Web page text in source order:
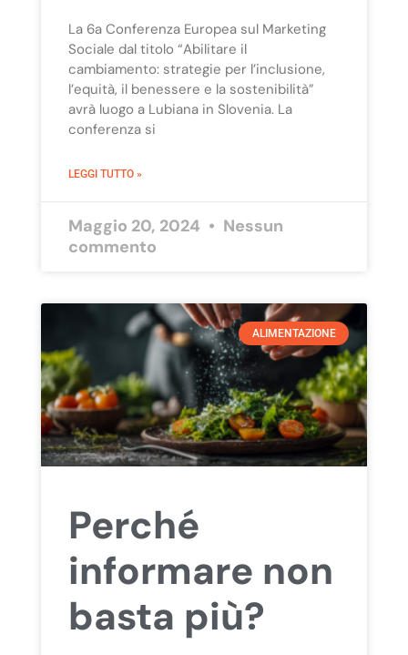
La 6a Conferenza Europea sul Marketing
Sociale dal titolo “Abilitare il
cambiamento: strategie per l’inclusione,
l’equità, il benessere e la sostenibilità”
avrà luogo a Lubiana in Slovenia. La
conferenza si
LEGGI TUTTO »
Maggio 20, 2024
Nessun
commento
ALIMENTAZIONE
Perché
informare non
basta più?